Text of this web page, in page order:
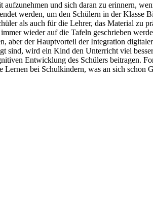
und sich daran zu erinnern,
werden, um den Schülern in der Klasse
als auch für die Lehrer, das Material zu
wieder auf die Tafeln geschrieben
aber der Hauptvorteil der Integration
sind, wird ein Kind den Unterricht viel
Entwicklung des Schülers beitragen.
bei Schulkindern, was an sich schon